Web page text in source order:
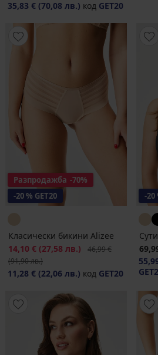
35,83 € (70,08 лв.) код GET20
Разпродажба -70%
-20 % GET20
Класически бикини Alizeе
Намаление
14,10 € (27,58 лв.) Първоначална цена
46,99 €
(91,90 лв.)
11,28 € (22,06 лв.) код GET20
-20